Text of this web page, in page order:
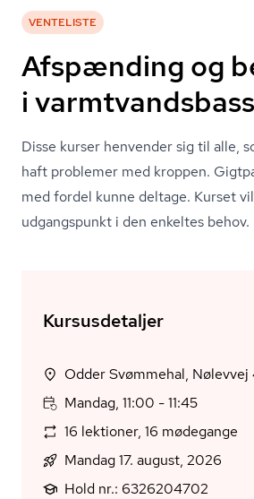
VENTELISTE
Afspænding og
i
Disse kurser henvender sig til alle,
haft problemer med kroppen.
med fordel kunne deltage. Kurset
udgangspunkt i den enkeltes behov.
Kursusdetaljer
Mandag, 11:00 - 11:45
16 lektioner, 16 mødegange
Mandag 17. august, 2026
Hold nr.: 6326204702